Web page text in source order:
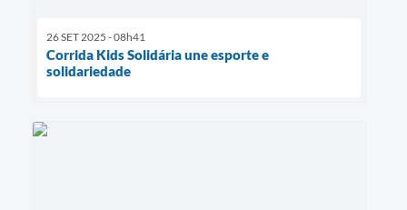
26 SET 2025 - 08h41
Corrida Kids Solidária une esporte e
solidariedade